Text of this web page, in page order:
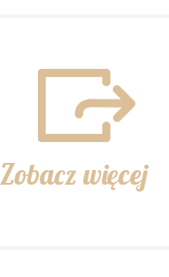
Zobacz więcej